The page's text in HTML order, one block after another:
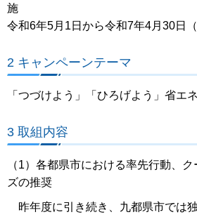
施
令和6年5月1日から令和7年4月30日（
2 キャンペーンテーマ
「つづけよう」「ひろげよう」省エ
3 取組内容
（1）各都県市における率先行動、
ズの推奨
昨年度に引き続き、九都県市では